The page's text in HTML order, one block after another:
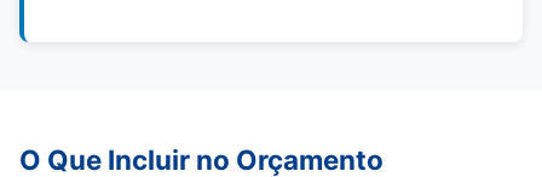
O Que Incluir no Orçamento